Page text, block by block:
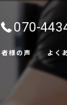
070-
様の声 よく